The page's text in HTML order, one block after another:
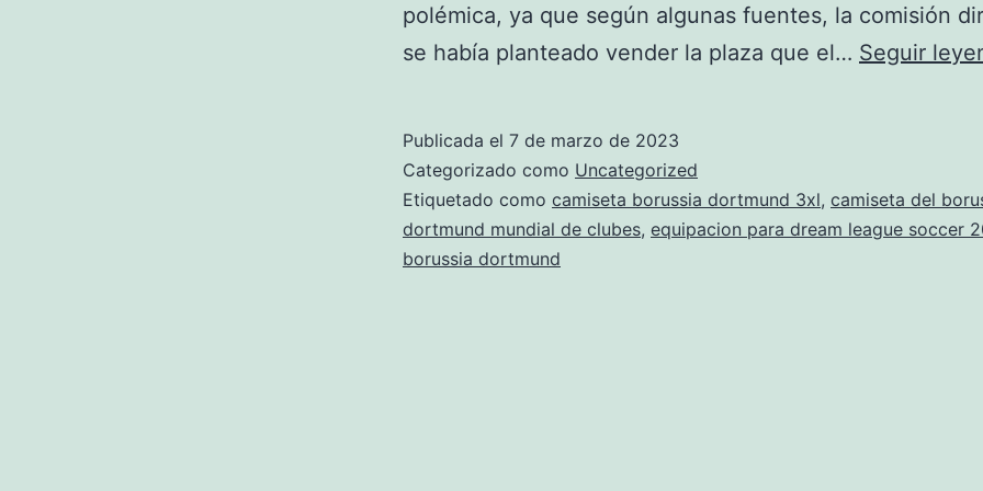
polémica, ya que según algunas fuentes, la comisión
se había planteado vender la plaza que el… Seguir
Publicada el 7 de marzo de 2023
Categorizado como Uncategorized
Etiquetado como camiseta borussia dortmund 3xl, camiseta del
dortmund mundial de clubes, equipacion para dream league soccer
borussia dortmund